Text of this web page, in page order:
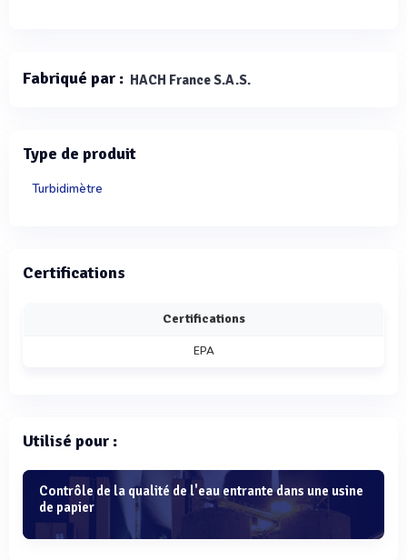
Fabriqué par : HACH France S.A.S.
Type de produit
Turbidimètre
Certifications
Certifications
EPA
Utilisé pour :
Contrôle de la qualité de l'eau entrante dans une usine
de papier